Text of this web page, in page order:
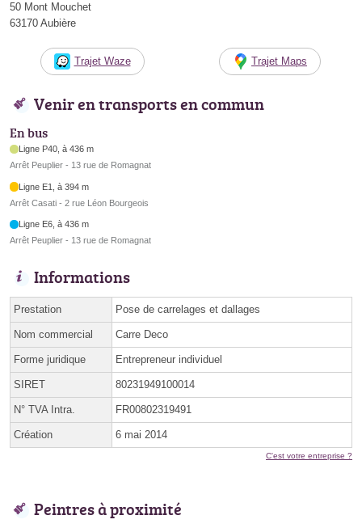
50 Mont Mouchet
63170 Aubière
Trajet Waze Trajet Maps
Venir en transports en commun
En bus
Ligne P40, à 436 m
Arrêt Peuplier - 13 rue de Romagnat
Ligne E1, à 394 m
Arrêt Casati - 2 rue Léon Bourgeois
Ligne E6, à 436 m
Arrêt Peuplier - 13 rue de Romagnat
Informations
Prestation Pose de carrelages et dallages
Nom commercial Carre Deco
Forme juridique Entrepreneur individuel
SIRET 80231949100014
N° TVA Intra. FR00802319491
Création 6 mai 2014
C'est votre entreprise ?
Peintres à proximité